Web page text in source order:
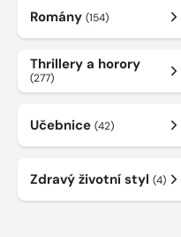
Romány (154)
Thrillery a horory
(277)
Učebnice (42)
Zdravý životní styl (4)